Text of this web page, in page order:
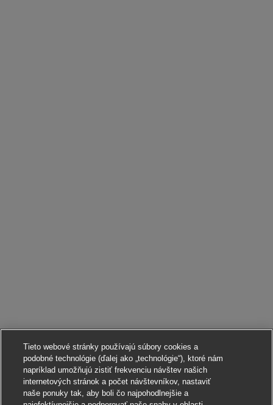
Tieto webové stránky používajú súbory cookies a
podobné technológie (ďalej ako „technológie“), ktoré nám
napríklad umožňujú zistiť frekvenciu návštev našich
internetových stránok a počet návštevníkov, nastaviť
naše ponuky tak, aby boli čo najpohodlnejšie a